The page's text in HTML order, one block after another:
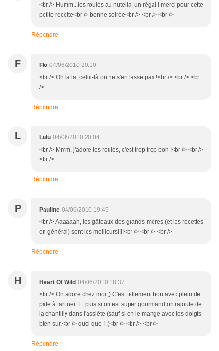
<br /> Humm...les roulés au nutella, un régal ! merci pour cette
petite recette<br /> bonne soirée<br /> <br /> <br />
Répondre
F Flo 04/06/2010 20:10
<br /> Oh la la, celui-là on ne s'en lasse pas !<br /> <br /> <br
/>
Répondre
L Lulu 04/06/2010 20:04
<br /> Mmm, j'adore les roulés, c'est trop trop bon !<br /> <br />
<br />
Répondre
P Pauline 04/06/2010 19:45
<br /> Aaaaaah, les gâteaux des grands-mères (et les recettes
en général) sont les meilleurs!!!!<br /> <br /> <br />
Répondre
H Heart Of Wild 04/06/2010 18:37
<br /> On adore chez moi ;) C'est tellement bon avec plein de
pâte à tartiner. Et puis si on est super gourmand on rajoute de
la chantilly dans l'assiète (sauf si on le mange avec les doigts
bien sur,<br /> quoi que ! ;)<br /> <br /> <br />
Répondre